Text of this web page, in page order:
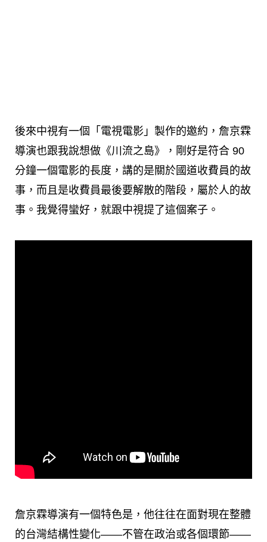
後來中視有一個「電視電影」製作的邀約，詹京霖
導演也跟我說想做《川流之島》，剛好是符合 90
分鐘一個電影的長度，講的是關於國道收費員的故
事，而且是收費員最後要解散的階段，屬於人的故
事。我覺得蠻好，就跟中視提了這個案子。
詹京霖導演有一個特色是，他往往在面對現在整體
的台灣結構性變化——不管在政治或各個環節——